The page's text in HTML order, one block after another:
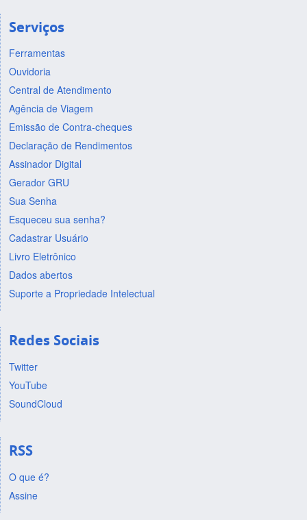
Serviços
Ferramentas
Ouvidoria
Central de Atendimento
Agência de Viagem
Emissão de Contra-cheques
Declaração de Rendimentos
Assinador Digital
Gerador GRU
Sua Senha
Esqueceu sua senha?
Cadastrar Usuário
Livro Eletrônico
Dados abertos
Suporte a Propriedade Intelectual
Redes Sociais
Twitter
YouTube
SoundCloud
RSS
O que é?
Assine